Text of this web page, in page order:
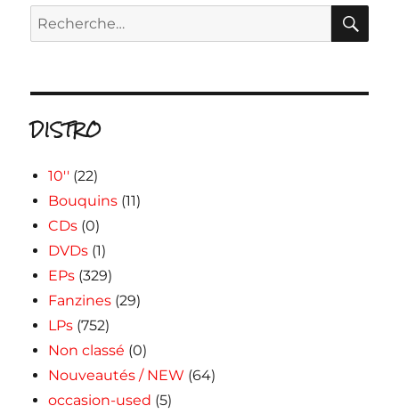
Recherche
pour :
DISTRO
10'' (22)
Bouquins (11)
CDs (0)
DVDs (1)
EPs (329)
Fanzines (29)
LPs (752)
Non classé (0)
Nouveautés / NEW (64)
occasion-used (5)